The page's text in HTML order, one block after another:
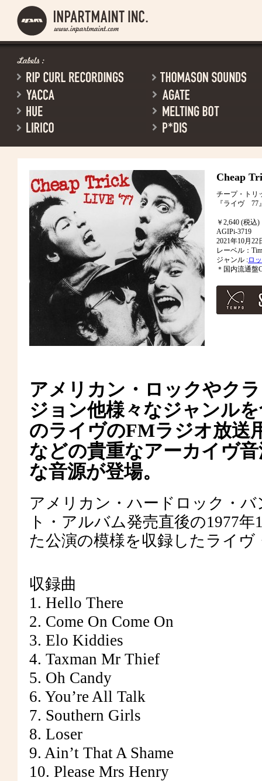
Cheap
チープ・トリ
『ライヴ 77
￥2,640 (税込)
AGIPi-3719
2021年10月22
レーベル：
ジャンル :ロ
＊国内流通盤
アメリカン・ロックやク
ジョン他様々なジャンル
のライヴのFMラジオ放送
などの貴重なアーカイヴ
な音源が登場。
アメリカン・ハードロック・
ト・アルバム発売直後の1977
た公演の模様を収録したライヴ
収録曲
1. Hello There
2. Come On Come On
3. Elo Kiddies
4. Taxman Mr Thief
5. Oh Candy
6. You’re All Talk
7. Southern Girls
8. Loser
9. Ain’t That A Shame
10. Please Mrs Henry